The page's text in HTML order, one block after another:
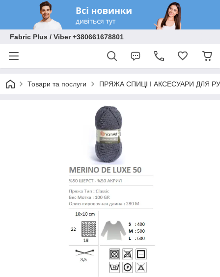
Fabric Plus / Viber +380661678801
Товари та послуги ПРЯЖА СПИЦІ І АКСЕСУАРИ ДЛЯ